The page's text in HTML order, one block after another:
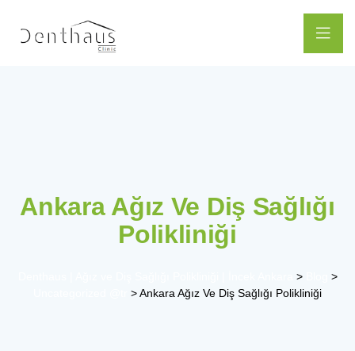
Ankara Ağız Ve Diş Sağlığı
Polikliniği
>
>
>Ankara Ağız Ve Diş Sağlığı Polikliniği